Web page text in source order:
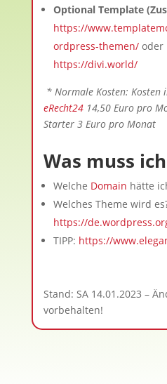
Optional Template
https://
ordpress-themen/oder
https://divi.world/
* Normale Kosten: Kosten
eRecht2414,50 Euro pro
Starter 3 Euro pro Monat
Was muss
Welche Domain hätte
Welches Theme wird
https://
TIPP: https://
Stand: SA 14.01.2023 –
vorbehalten!